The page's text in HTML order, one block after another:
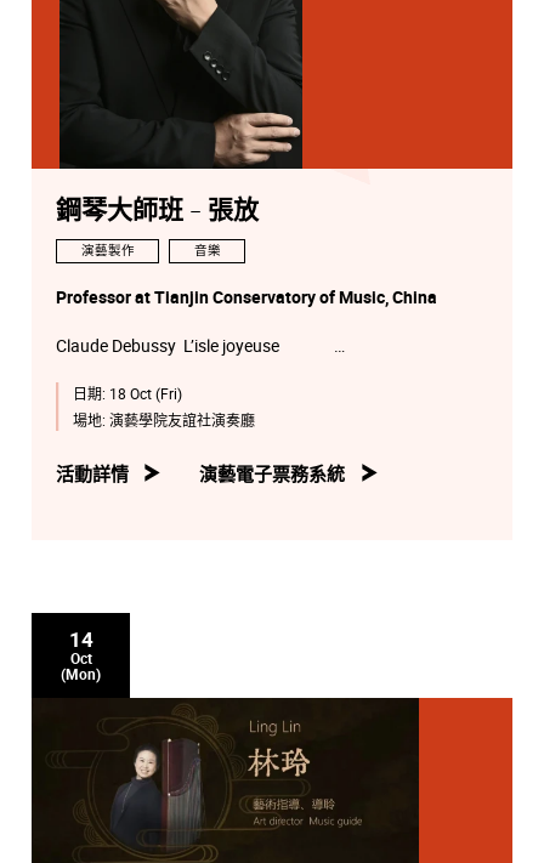
鋼琴大師班 - 張放
演藝製作 音樂
Professor at Tianjin Conservatory of Music, China
Claude Debussy L’isle joyeuse
HU Qiyuan (BMus2)
No.9
Jetthew LEE Paak-yu (Junior Student)
日期: 18 Oct (Fri)
場地: 演藝學院友誼社演奏廳
活動詳情 演藝電子票務系統
14
Oct
(Mon)